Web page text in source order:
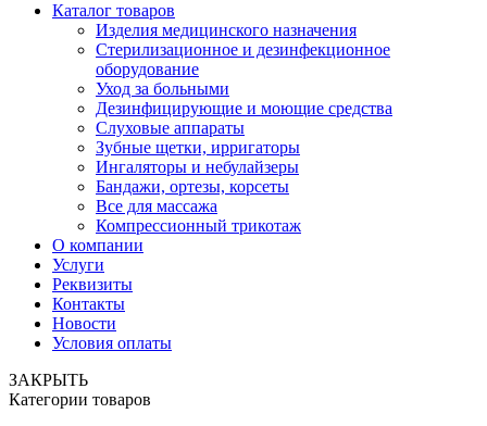
Каталог товаров
Изделия медицинского назначения
Стерилизационное и дезинфекционное
оборудование
Уход за больными
Дезинфицирующие и моющие средства
Слуховые аппараты
Зубные щетки, ирригаторы
Ингаляторы и небулайзеры
Бандажи, ортезы, корсеты
Все для массажа
Компрессионный трикотаж
О компании
Услуги
Реквизиты
Контакты
Новости
Условия оплаты
ЗАКРЫТЬ
Категории товаров